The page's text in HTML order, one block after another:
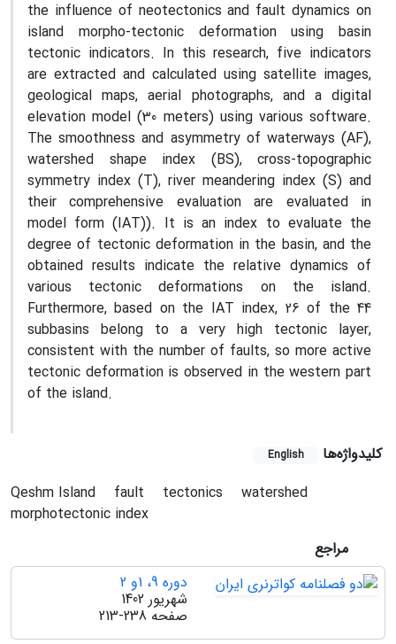
the influence of neotectonics and fault dynamics on
island morpho-tectonic deformation using basin
tectonic indicators. In this research, five indicators
are extracted and calculated using satellite images,
geological maps, aerial photographs, and a digital
elevation model (30 meters) using various software.
The smoothness and asymmetry of waterways (AF),
watershed shape index (BS), cross-topographic
symmetry index (T), river meandering index (S) and
their comprehensive evaluation are evaluated in
model form (IAT)). It is an index to evaluate the
degree of tectonic deformation in the basin, and the
obtained results indicate the relative dynamics of
various tectonic deformations on the island.
Furthermore, based on the IAT index, 26 of the 44
subbasins belong to a very high tectonic layer,
consistent with the number of faults, so more active
tectonic deformation is observed in the western part
of the island.
کلیدواژه‌ها English
Qeshm Island fault tectonics
watershed
morphotectonic index
مراجع
دوره 9، 1و 2
شهریور 1402
صفحه 213-238